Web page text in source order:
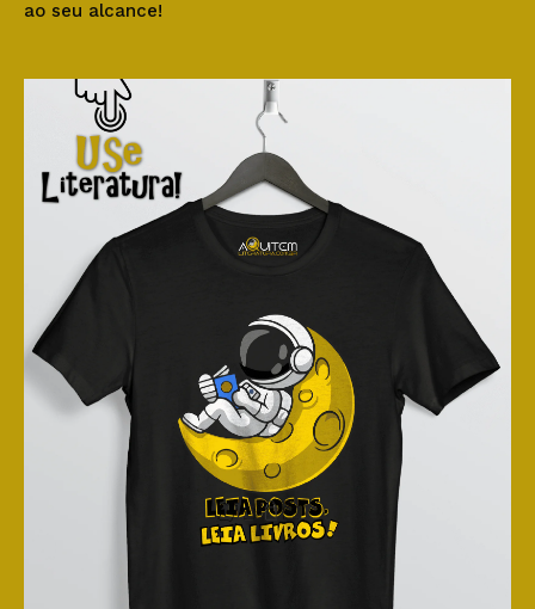
ao seu alcance!